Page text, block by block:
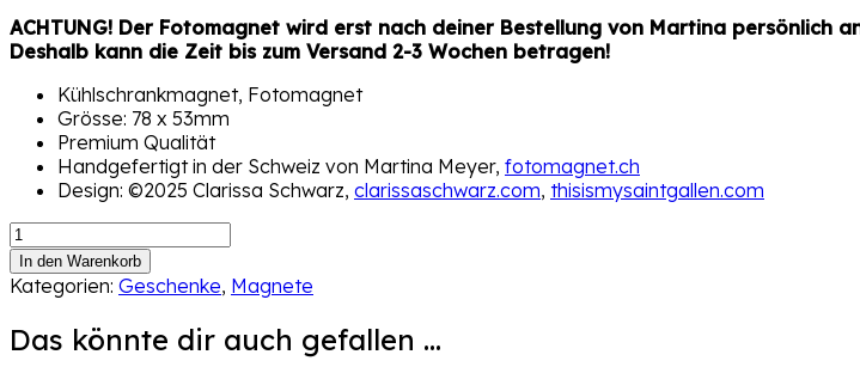
ACHTUNG! Der Fotomagnet wird erst nach deiner Bestellung von Martina persönlich
Deshalb kann die Zeit bis zum Versand 2-3 Wochen betragen!
Kühlschrankmagnet, Fotomagnet
Grösse: 78 x 53mm
Premium Qualität
Handgefertigt in der Schweiz von Martina Meyer, fotomagnet.ch
Design: ©2025 Clarissa Schwarz, clarissaschwarz.com, thisismysaintgallen.com
Kühlschrank
Magnet
RetroZürich
Schifffahrt
Menge
In den Warenkorb
Kategorien: Geschenke, Magnete
Das könnte dir auch gefallen …